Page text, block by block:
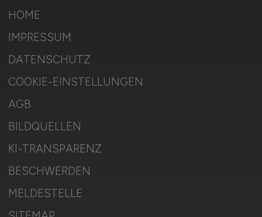
HOME
IMPRESSUM
DATENSCHUTZ
COOKIE-EINSTELLUNGEN
AGB
BILDQUELLEN
KI-TRANSPARENZ
BESCHWERDEN
MELDESTELLE